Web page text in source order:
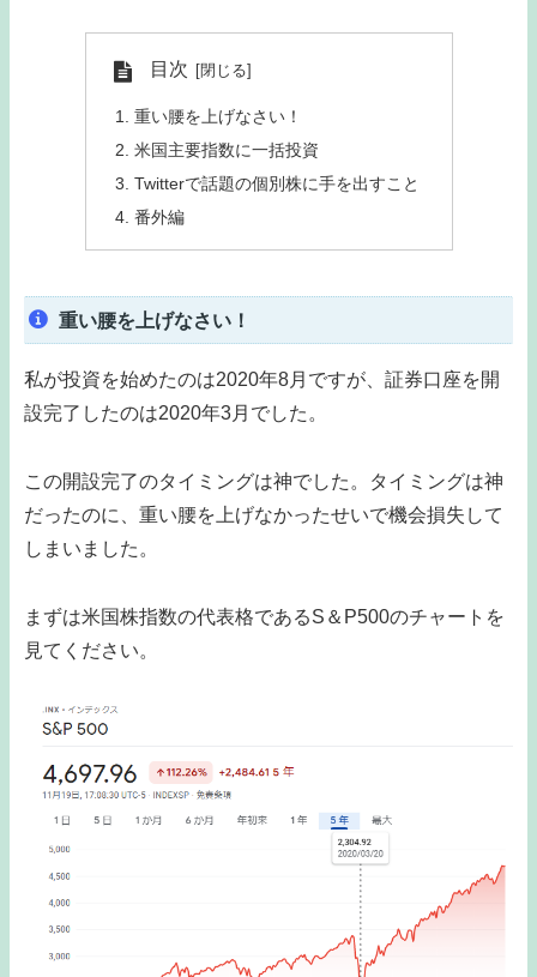
目次
重い腰を上げなさい！
米国主要指数に一括投資
Twitterで話題の個別株に手を出すこと
番外編
重い腰を上げなさい！
私が投資を始めたのは2020年8月ですが、証券口座を開
設完了したのは2020年3月でした。
この開設完了のタイミングは神でした。タイミングは神
だったのに、重い腰を上げなかったせいで機会損失して
しまいました。
まずは米国株指数の代表格であるS＆P500のチャートを
見てください。